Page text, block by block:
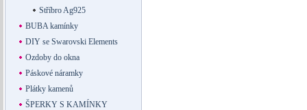
Stříbro Ag925
BUBA kamínky
DIY se Swarovski Elements
Ozdoby do okna
Páskové náramky
Plátky kamenů
ŠPERKY S KAMÍNKY